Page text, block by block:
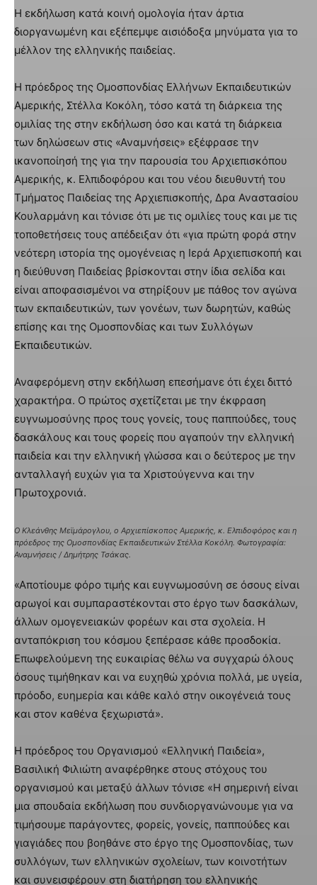
Η εκδήλωση κατά κοινή ομολογία ήταν άρτια
διοργανωμένη και εξέπεμψε αισιόδοξα μηνύματα για το
μέλλον της ελληνικής παιδείας.
Η πρόεδρος της Ομοσπονδίας Ελλήνων Εκπαιδευτικών
Αμερικής, Στέλλα Κοκόλη, τόσο κατά τη διάρκεια της
ομιλίας της στην εκδήλωση όσο και κατά τη διάρκεια
των δηλώσεων στις «Αναμνήσεις» εξέφρασε την
ικανοποίησή της για την παρουσία του Αρχιεπισκόπου
Αμερικής, κ. Ελπιδοφόρου και του νέου διευθυντή του
Τμήματος Παιδείας της Αρχιεπισκοπής, Δρα Αναστασίου
Κουλαρμάνη και τόνισε ότι με τις ομιλίες τους και με τις
τοποθετήσεις τους απέδειξαν ότι «για πρώτη φορά στην
νεότερη ιστορία της ομογένειας η Ιερά Αρχιεπισκοπή και
η διεύθυνση Παιδείας βρίσκονται στην ίδια σελίδα και
είναι αποφασισμένοι να στηρίξουν με πάθος τον αγώνα
των εκπαιδευτικών, των γονέων, των δωρητών, καθώς
επίσης και της Ομοσπονδίας και των Συλλόγων
Εκπαιδευτικών.
Αναφερόμενη στην εκδήλωση επεσήμανε ότι έχει διττό
χαρακτήρα. Ο πρώτος σχετίζεται με την έκφραση
ευγνωμοσύνης προς τους γονείς, τους παππούδες, τους
δασκάλους και τους φορείς που αγαπούν την ελληνική
παιδεία και την ελληνική γλώσσα και ο δεύτερος με την
ανταλλαγή ευχών για τα Χριστούγεννα και την
Πρωτοχρονιά.
Ο Κλεάνθης Μεϊμάρογλου, ο Αρχιεπίσκοπος Αμερικής, κ. Ελπιδοφόρος και η
πρόεδρος της Ομοσπονδίας Εκπαιδευτικών Στέλλα Κοκόλη. Φωτογραφία:
Αναμνήσεις / Δημήτρης Τσάκας.
«Αποτίουμε φόρο τιμής και ευγνωμοσύνη σε όσους είναι
αρωγοί και συμπαραστέκονται στο έργο των δασκάλων,
άλλων ομογενειακών φορέων και στα σχολεία. Η
ανταπόκριση του κόσμου ξεπέρασε κάθε προσδοκία.
Επωφελούμενη της ευκαιρίας θέλω να συγχαρώ όλους
όσους τιμήθηκαν και να ευχηθώ χρόνια πολλά, με υγεία,
πρόοδο, ευημερία και κάθε καλό στην οικογένειά τους
και στον καθένα ξεχωριστά».
Η πρόεδρος του Οργανισμού «Ελληνική Παιδεία»,
Βασιλική Φιλιώτη αναφέρθηκε στους στόχους του
οργανισμού και μεταξύ άλλων τόνισε «Η σημερινή είναι
μια σπουδαία εκδήλωση που συνδιοργανώνουμε για να
τιμήσουμε παράγοντες, φορείς, γονείς, παππούδες και
γιαγιάδες που βοηθάνε στο έργο της Ομοσπονδίας, των
συλλόγων, των ελληνικών σχολείων, των κοινοτήτων
και συνεισφέρουν στη διατήρηση του ελληνικής